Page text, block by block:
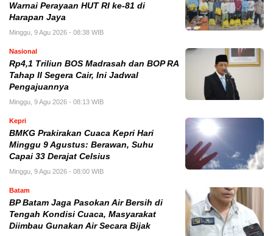
Warnai Perayaan HUT RI ke-81 di
Harapan Jaya
Minggu, 9 Agu 2026 - 08:38 WIB
Nasional
Rp4,1 Triliun BOS Madrasah dan BOP RA
Tahap II Segera Cair, Ini Jadwal
Pengajuannya
Minggu, 9 Agu 2026 - 08:13 WIB
Kepri
BMKG Prakirakan Cuaca Kepri Hari
Minggu 9 Agustus: Berawan, Suhu
Capai 33 Derajat Celsius
Minggu, 9 Agu 2026 - 08:00 WIB
Batam
BP Batam Jaga Pasokan Air Bersih di
Tengah Kondisi Cuaca, Masyarakat
Diimbau Gunakan Air Secara Bijak